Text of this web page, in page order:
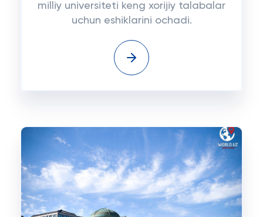
milliy universiteti keng xorijiy talabalar
uchun eshiklarini ochadi.